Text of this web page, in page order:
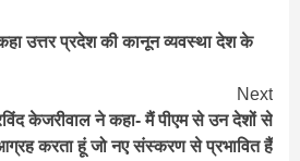
उत्तर प्रदेश की कानून व्यवस्था देश के
Next
केजरीवाल ने कहा- मैं पीएम से उन देशों से
करता हूं जो नए संस्करण से प्रभावित हैं